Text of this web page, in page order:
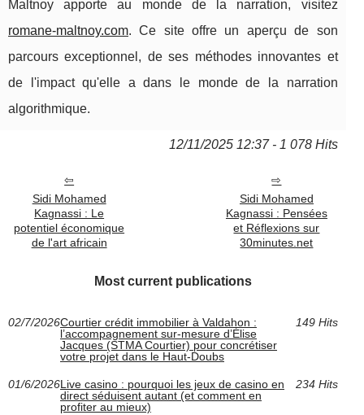
Maltnoy apporte au monde de la narration, visitez
romane-maltnoy.com. Ce site offre un aperçu de son
parcours exceptionnel, de ses méthodes innovantes et
de l'impact qu'elle a dans le monde de la narration
algorithmique.
12/11/2025 12:37 - 1 078 Hits
Sidi Mohamed
Kagnassi : Le
potentiel économique
de l'art africain
Sidi Mohamed
Kagnassi : Pensées
et Réflexions sur
30minutes.net
Most current publications
02/7/2026Courtier crédit immobilier à Valdahon :
l’accompagnement sur-mesure d’Élise
Jacques (STMA Courtier) pour concrétiser
votre projet dans le Haut-Doubs
149 Hits
01/6/2026Live casino : pourquoi les jeux de casino en
direct séduisent autant (et comment en
profiter au mieux)
234 Hits